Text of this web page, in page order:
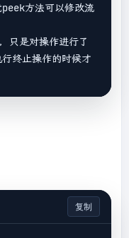
方法可以修改流
只是对操作进行了
终止操作的时候才
复制